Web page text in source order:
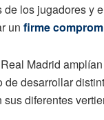
los jugadores y
un firme
Madrid
de desarrollar
diferentes